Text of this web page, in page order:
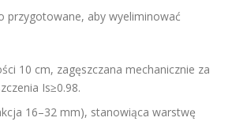
przygotowane, aby wyeliminować
10 cm, zagęszczana mechanicznie za
Is​≥0.98.
16–32 mm), stanowiąca warstwę